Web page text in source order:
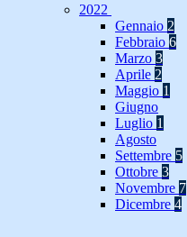
2022
Gennaio 2
Febbraio 6
Marzo 3
Aprile 2
Maggio 1
Giugno
Luglio 1
Agosto
Settembre 5
Ottobre 3
Novembre 7
Dicembre 4